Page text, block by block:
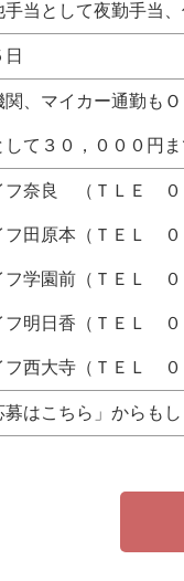
当として夜勤手当、
、マイカー通勤もＯ
て３０，０００円ま
フ奈良 （ＴＬＥ ０
田原本（ＴＥＬ ０
学園前（ＴＥＬ ０
明日香（ＴＥＬ
西大寺（ＴＥＬ ０
募はこちら」からも